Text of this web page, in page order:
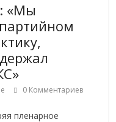
«Мы
0 Комментариев
пленарное